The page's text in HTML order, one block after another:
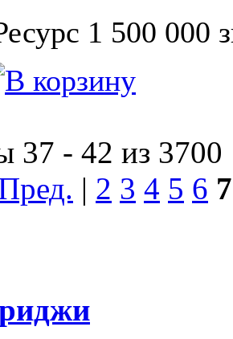
1 500 000
37 - 42 из 3700
| 2 3 4 5 6 7